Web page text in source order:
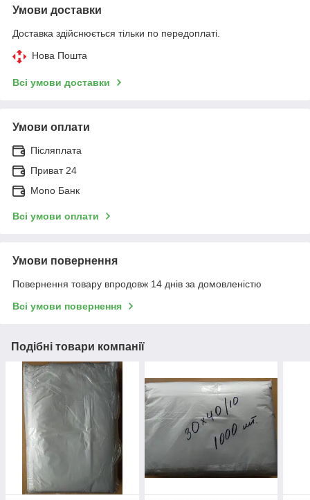
Умови доставки
Доставка здійснюється тільки по передоплаті.
Нова Пошта
Всі умови доставки
Умови оплати
Післяплата
Приват 24
Mono Банк
Всі умови оплати
Умови повернення
Повернення товару впродовж 14 днів за домовленістю
Всі умови повернення
Подібні товари компанії